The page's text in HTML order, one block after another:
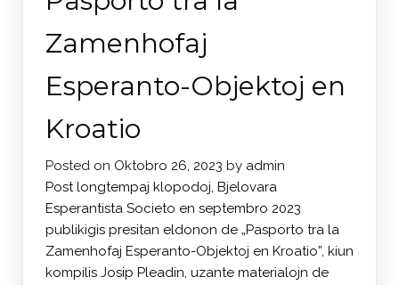
Zamenhofaj
Esperanto-Objektoj en
Kroatio
Posted on Oktobro 26, 2023 by admin
Post longtempaj klopodoj, Bjelovara
Esperantista Societo en septembro 2023
publikigis presitan eldonon de „Pasporto tra la
Zamenhofaj Esperanto-Objektoj en Kroatio”, kiun
kompilis Josip Pleadin, uzante materialojn de